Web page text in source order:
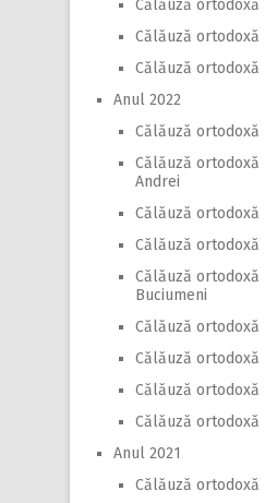
Călăuză ortodoxă
Călăuză ortodoxă
Călăuză ortodoxă
Anul 2022
Călăuză ortodoxă
Călăuză ortodoxă
Andrei
Călăuză ortodoxă
Călăuză ortodoxă
Călăuză ortodoxă
Buciumeni
Călăuză ortodoxă
Călăuză ortodoxă
Călăuză ortodoxă
Călăuză ortodoxă
Anul 2021
Călăuză ortodoxă